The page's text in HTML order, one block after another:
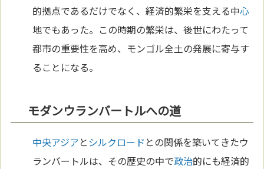
的拠点であるだけでなく、経済的繁栄を支える中心
地でもあった。この時期の繁栄は、後世にわたって
都市の重要性を高め、モンゴル全土の発展に寄与す
ることになる。
モダンウランバートルへの道
中央アジアと シルクロード との関係を築いてきたウ
ランバートルは、その歴史の中で政治的にも経済的